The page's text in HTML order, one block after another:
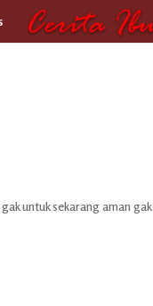
untuk sekarang aman